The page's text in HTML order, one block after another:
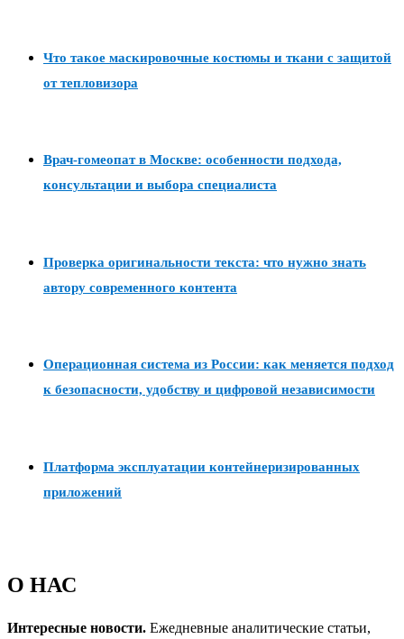
Что такое маскировочные костюмы и ткани с защитой
от тепловизора
Врач-гомеопат в Москве: особенности подхода,
консультации и выбора специалиста
Проверка оригинальности текста: что нужно знать
автору современного контента
Операционная система из России: как меняется подход
к безопасности, удобству и цифровой независимости
Платформа эксплуатации контейнеризированных
приложений
О НАС
Интересные новости. Ежедневные аналитические статьи,